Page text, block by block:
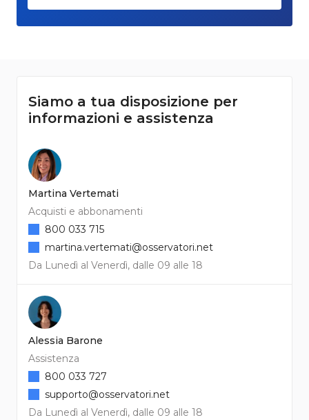
Siamo a tua disposizione per
informazioni e assistenza
Martina Vertemati
Acquisti e abbonamenti
Da Lunedì al Venerdì, dalle 09 alle 18
800 033 715
martina.vertemati@osservatori.net
Alessia Barone
Assistenza
Da Lunedì al Venerdì, dalle 09 alle 18
800 033 727
supporto@osservatori.net